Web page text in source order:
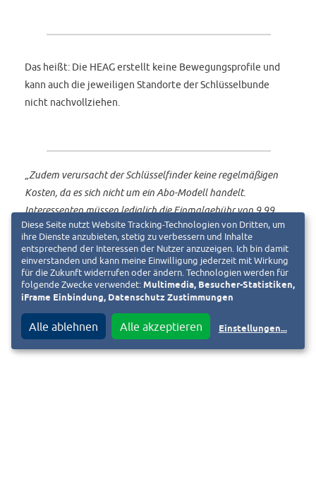
Das heißt: Die HEAG erstellt keine Bewegungsprofile und
kann auch die jeweiligen Standorte der Schlüsselbunde
nicht nachvollziehen.
„Zudem verursacht der Schlüsselfinder keine regelmäßigen
Kosten, da es sich nicht um ein Abo-Modell handelt.
Interessenten müssen lediglich die Einmalgebühr von 9,99
Euro für den ID-Key-Anhänger zahlen und können den Service
auf unbestimmte Zeit nutzen“, sagen die HEAG-Vorstände.
Diese Seite nutzt Website Tracking-Technologien von Dritten, um
ihre Dienste anzubieten, stetig zu verbessern und Inhalte
entsprechend der Interessen der Nutzer anzuzeigen. Ich bin damit
einverstanden und kann meine Einwilligung jederzeit mit Wirkung
für die Zukunft widerrufen oder ändern. Technologien werden für
folgende Zwecke verwendet: Multimedia, Besucher-Statistiken,
iFrame Einbindung, Datenschutz Zustimmungen
Alle ablehnen Alle akzeptieren Einstellungen...